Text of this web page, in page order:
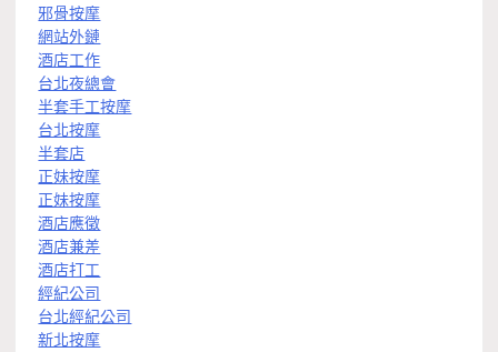
邪骨按摩
網站外鏈
酒店工作
台北夜總會
半套手工按摩
台北按摩
半套店
正妹按摩
正妹按摩
酒店應徵
酒店兼差
酒店打工
經紀公司
台北經紀公司
新北按摩